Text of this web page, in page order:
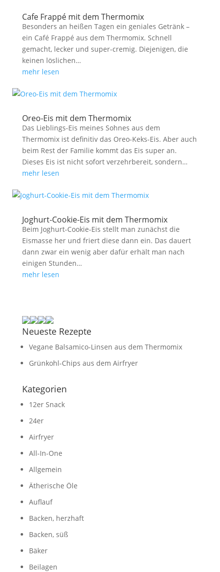
Cafe Frappé mit dem Thermomix
Besonders an heißen Tagen ein geniales Getränk –
ein Café Frappé aus dem Thermomix. Schnell
gemacht, lecker und super-cremig. Diejenigen, die
keinen löslichen…
mehr lesen
Oreo-Eis mit dem Thermomix
Das Lieblings-Eis meines Sohnes aus dem
Thermomix ist definitiv das Oreo-Keks-Eis. Aber auch
beim Rest der Familie kommt das Eis super an.
Dieses Eis ist nicht sofort verzehrbereit, sondern…
mehr lesen
Joghurt-Cookie-Eis mit dem Thermomix
Beim Joghurt-Cookie-Eis stellt man zunächst die
Eismasse her und friert diese dann ein. Das dauert
dann zwar ein wenig aber dafür erhält man nach
einigen Stunden…
mehr lesen
Neueste Rezepte
Vegane Balsamico-Linsen aus dem Thermomix
Grünkohl-Chips aus dem Airfryer
Kategorien
12er Snack
24er
Airfryer
All-In-One
Allgemein
Ätherische Öle
Auflauf
Backen, herzhaft
Backen, süß
Bäker
Beilagen